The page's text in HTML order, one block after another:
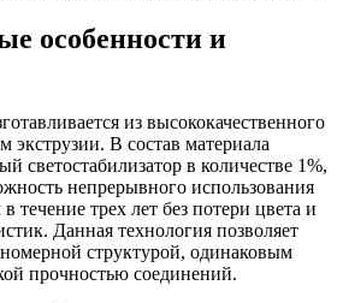
особенности и
из высококачественного
экструзии. В состав материала
светостабилизатор в количестве 1%,
непрерывного использования
течение трех лет без потери цвета и
Данная технология позволяет
структурой, одинаковым
прочностью соединений.